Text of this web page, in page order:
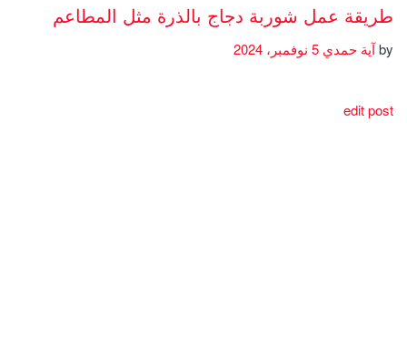
طريقة عمل شوربة دجاج بالذرة مثل المطاعم
byآية حمدي
edit post